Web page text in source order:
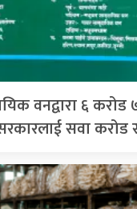
वनद्वारा ६
सवा करोड